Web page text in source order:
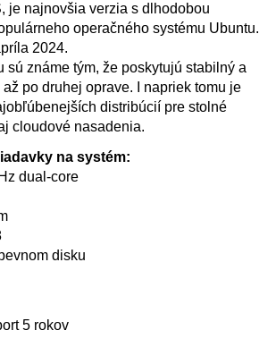
je najnovšia verzia s dlhodobou
operačného systému Ubuntu.
2024.
sú známe tým, že poskytujú stabilný a
po druhej oprave. I napriek tomu je
distribúcií pre stolné
cloudové nasadenia.
na systém:
dual-core
disku
5 rokov